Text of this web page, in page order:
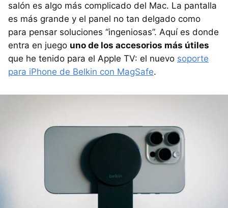
salón es algo más complicado del Mac. La pantalla
es más grande y el panel no tan delgado como
para pensar soluciones “ingeniosas”. Aquí es donde
entra en juego uno de los accesorios más útiles
que he tenido para el Apple TV: el nuevo soporte
para iPhone de Belkin con MagSafe.